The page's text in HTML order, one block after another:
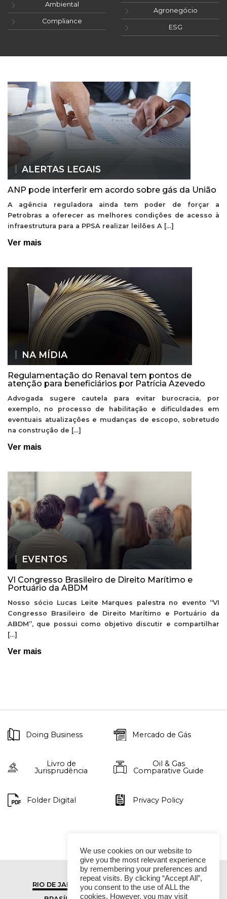
Ambiental
Compliance
Agronegócio
ESG
ALERTAS LEGAIS
ANP pode interferir em acordo sobre gás da União
A agência reguladora ainda tem poder de forçar a
Petrobras a oferecer as melhores condições de acesso à
infraestrutura para a PPSA realizar leilões A […]
Ver mais
NA MÍDIA
Regulamentação do Renaval tem pontos de
atenção para beneficiários por Patrícia Azevedo
Advogada sugere cautela para evitar burocracia, por
exemplo, no processo de habilitação e dificuldades em
eventuais atualizações e mudanças de escopo, sobretudo
na construção de […]
Ver mais
EVENTOS
VI Congresso Brasileiro de Direito Marítimo e
Portuário da ABDM
Nosso sócio Lucas Leite Marques palestra no evento “VI
Congresso Brasileiro de Direito Marítimo e Portuário da
ABDM”, que possui como objetivo discutir e compartilhar
[…]
Ver mais
Doing Business Mercado de Gás
Livro de
Jurisprudência
Oil & Gas
Comparative Guide
Folder Digital Privacy Policy
RIO DE JANEIRO
SÃO PAULO
We use cookies on our website to
give you the most relevant experience
by remembering your preferences and
repeat visits. By clicking “Accept All”,
you consent to the use of ALL the
cookies. However, you may visit